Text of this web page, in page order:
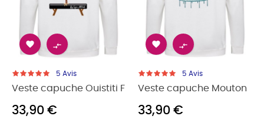
 
5 Avis
Veste capuche Ouistiti F
33,90 €
 
5 Avis
Veste capuche Mouton
33,90 €